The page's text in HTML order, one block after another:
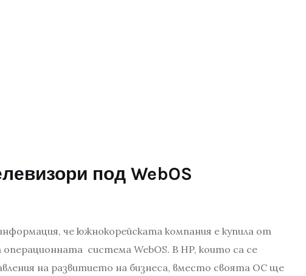
под WebOS
че южнокорейската компания е купила от
система WebOS. В HP, които са се
на развитието на бизнеса, вместо своята ОС ще